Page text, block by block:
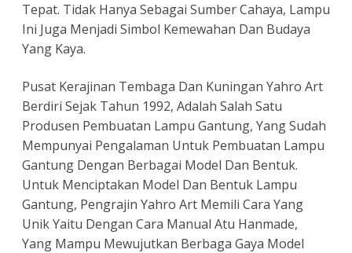
Tepat. Tidak Hanya Sebagai Sumber Cahaya, Lampu
Ini Juga Menjadi Simbol Kemewahan Dan Budaya
Yang Kaya.
Pusat Kerajinan Tembaga Dan Kuningan Yahro Art
Berdiri Sejak Tahun 1992, Adalah Salah Satu
Produsen Pembuatan Lampu Gantung, Yang Sudah
Mempunyai Pengalaman Untuk Pembuatan Lampu
Gantung Dengan Berbagai Model Dan Bentuk.
Untuk Menciptakan Model Dan Bentuk Lampu
Gantung, Pengrajin Yahro Art Memili Cara Yang
Unik Yaitu Dengan Cara Manual Atu Hanmade,
Yang Mampu Mewujutkan Berbaga Gaya Model